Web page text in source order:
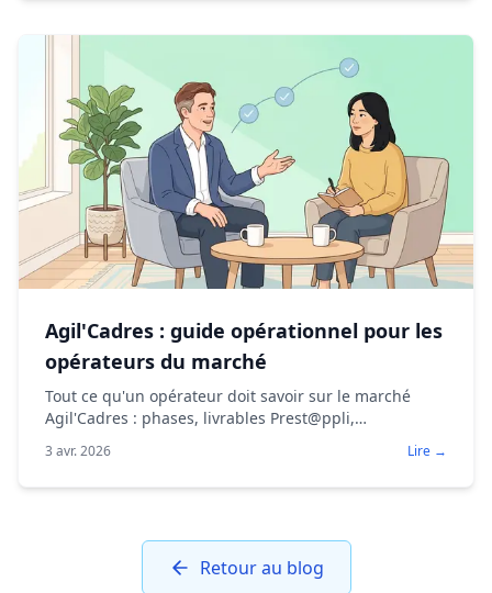
Agil'Cadres : guide opérationnel pour les
opérateurs du marché
Tout ce qu'un opérateur doit savoir sur le marché
Agil'Cadres : phases, livrables Prest@ppli,
gestion.
3 avr. 2026 Lire →
Retour au blog